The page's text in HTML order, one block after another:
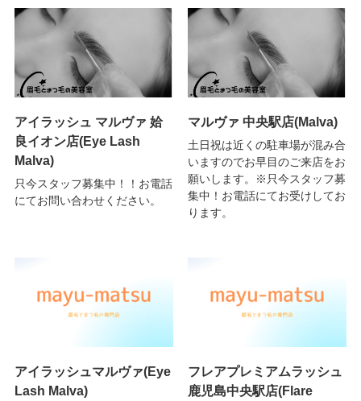
アイラッシュ マルヴァ 姶
良イオン店(Eye Lash
Malva)
只今スタッフ募集中！！お電話
にてお問い合わせください。
マルヴァ 中央駅店(Malva)
土日祝は近くの駐車場が混み合
いますのでお早目のご来店をお
願いします。※只今スタッフ募
集中！お電話にてお受けしてお
ります。
アイラッシュマルヴァ(Eye
Lash Malva)
フレアプレミアムラッシュ
鹿児島中央駅店(Flare